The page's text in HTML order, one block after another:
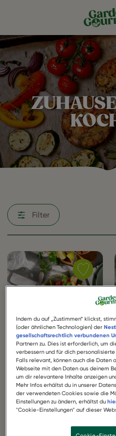
Filter
Save
recipe
Crunchy
as
favorite
Crunchy Tofu mit
30 min
Einfach
Indem du auf „Zustimmen“ klickst,
(oder ähnlichen Technologien) der
gesellschaftsrechtlich verbundenen
Partnern zu. Dies ist erforderlich, um
verbessern und für dich
Falls relevant, können auch die Daten
Webseite mit den Daten aus deinem
um dir relevantere Inhalte anzeigen
Mehr Infos erhältst du in unserer
der verwendeten Cookies sowie die
Einstellungen zu ändern, erhältst du
"Cookie-Einstellungen" auf dieser